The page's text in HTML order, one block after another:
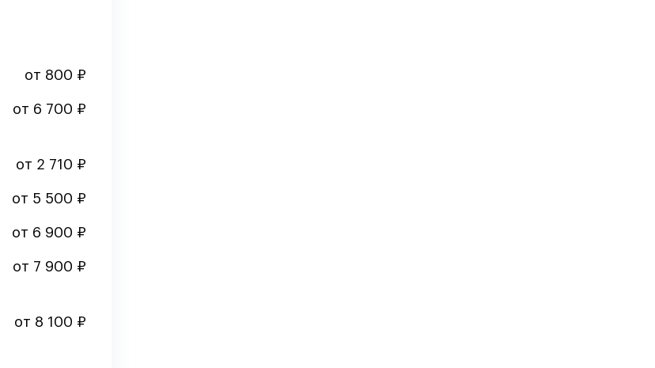
от 800 ₽
от 6 700 ₽
от 2 710 ₽
от 5 500 ₽
от 6 900 ₽
от 7 900 ₽
от 8 100 ₽